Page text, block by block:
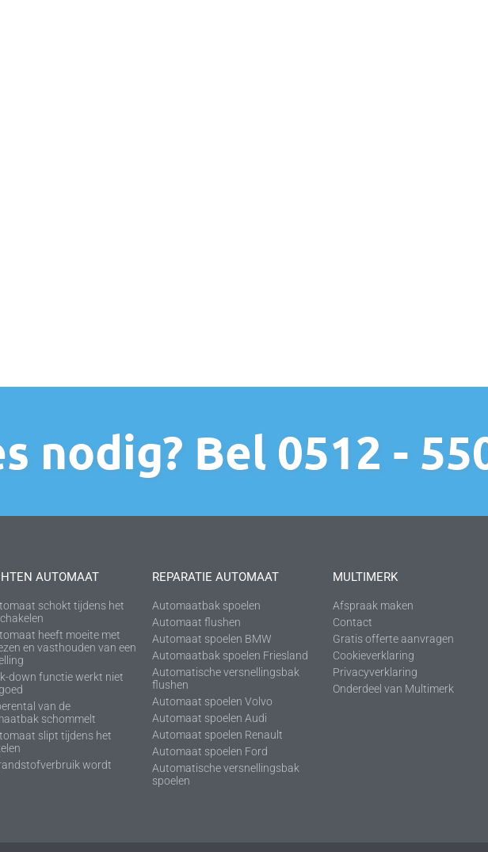
nodig? Bel 0512 -
AUTOMAAT
schokt tijdens het
heeft moeite met
en vasthouden van een
down functie werkt niet
van de
schommelt
slipt tijdens het
wordt
REPARATIE AUTOMAAT
Automaatbak spoelen
Automaat flushen
Automaat spoelen BMW
Automaatbak spoelen Friesland
Automatische versnellingsbak
flushen
Automaat spoelen Volvo
Automaat spoelen Audi
Automaat spoelen Renault
Automaat spoelen Ford
Automatische versnellingsbak
spoelen
MULTIMERK
Afspraak maken
Contact
Gratis offerte aanvragen
Cookieverklaring
Privacyverklaring
Onderdeel van Multimerk